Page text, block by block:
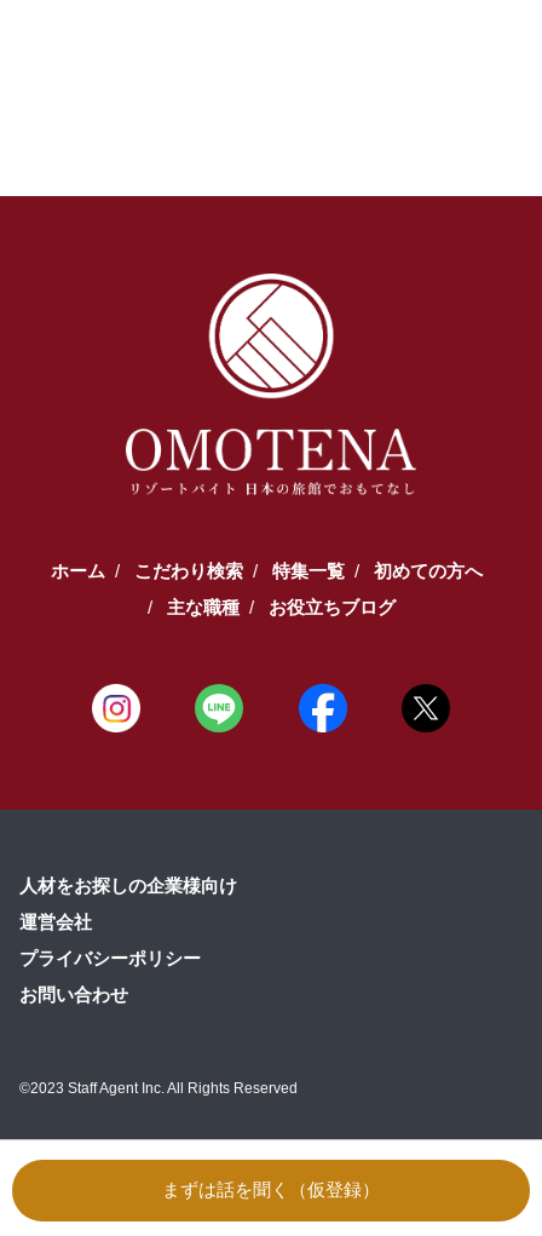
まずは話を聞く（仮登録）
ホーム こだわり検索 特集一覧
初めての方へ
主な職種
お役立ちブログ
人材をお探しの企業様向け
運営会社
プライバシーポリシー
お問い合わせ
©2023 Staff Agent Inc. All Rights Reserved